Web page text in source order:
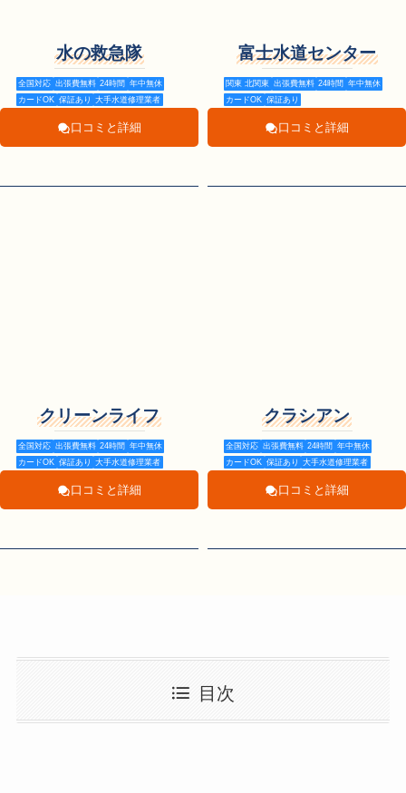
水の救急隊
全国対応 出張費無料 24時間 年中無休
カードOK 保証あり 大手水道修理業者
口コミと詳細
富士水道センター
関東 北関東 出張費無料 24時間 年中無休
カードOK 保証あり
口コミと詳細
クリーンライフ
全国対応 出張費無料 24時間 年中無休
カードOK 保証あり 大手水道修理業者
口コミと詳細
クラシアン
全国対応 出張費無料 24時間 年中無休
カードOK 保証あり 大手水道修理業者
口コミと詳細
目次